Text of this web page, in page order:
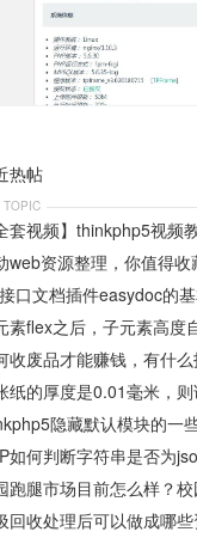
热帖
TOPIC
套视频】thinkphp5视频
web资源整理，你值得收
隐藏默认模块的一
如何判断字符串是否为
回收处理后可以做成哪些